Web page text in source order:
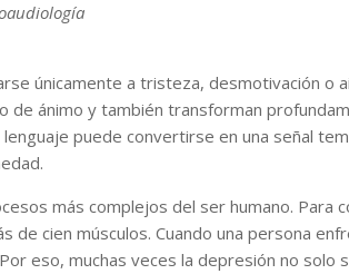
únicamente a tristeza, desmotivación o
de ánimo y también transforman
lenguaje puede convertirse en una señal
más complejos del ser humano. Para
de cien músculos. Cuando una persona
eso, muchas veces la depresión no solo